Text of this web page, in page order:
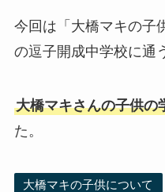
今回は「大橋マキの子
の逗子開成中学校に通
大橋マキさんの子供の
た。
大橋マキの子供について